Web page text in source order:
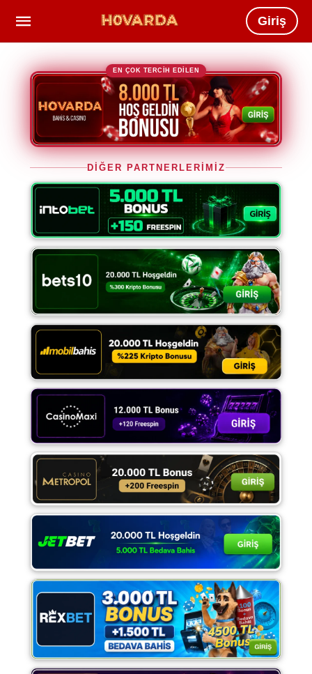
Giriş
EN ÇOK TERCİH EDİLEN
DİĞER PARTNERLERİMİZ